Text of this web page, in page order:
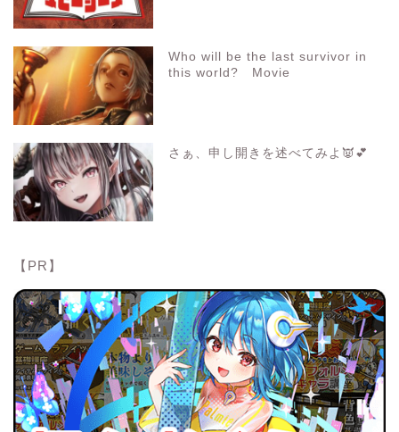
Who will be the last survivor in
this world? Movie
さぁ、申し開きを述べてみよ👿💕
【PR】